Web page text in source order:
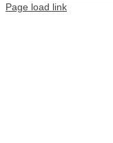
Page load link